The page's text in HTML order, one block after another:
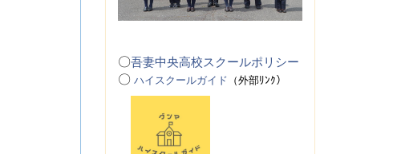
〇吾妻中央高校スクールポリシー
〇 ハイスクールガイド （外部ﾘﾝｸ）